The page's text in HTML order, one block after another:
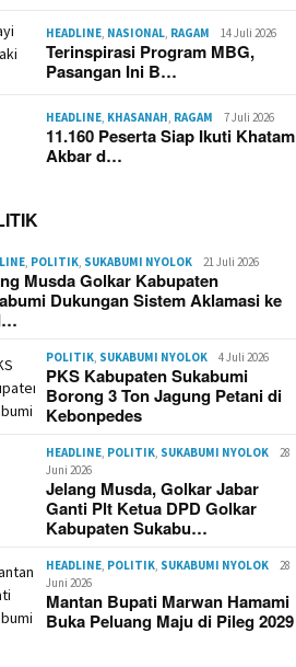
HEADLINE, NASIONAL, RAGAM 14 Juli 2026
Terinspirasi Program MBG,
Pasangan Ini B…
HEADLINE, KHASANAH, RAGAM 7 Juli 2026
11.160 Peserta Siap Ikuti Khatam
Akbar d…
, POLITIK, SUKABUMI NYOLOK 21 Juli 2026
Musda Golkar Kabupaten
Dukungan Sistem Aklamasi ke
POLITIK, SUKABUMI NYOLOK 4 Juli 2026
PKS Kabupaten Sukabumi
Borong 3 Ton Jagung Petani di
Kebonpedes
HEADLINE, POLITIK, SUKABUMI NYOLOK
28
Juni 2026
Jelang Musda, Golkar Jabar
Ganti Plt Ketua DPD Golkar
Kabupaten Sukabu…
HEADLINE, POLITIK, SUKABUMI NYOLOK
28
Juni 2026
Mantan Bupati Marwan Hamami
Buka Peluang Maju di Pileg 2029